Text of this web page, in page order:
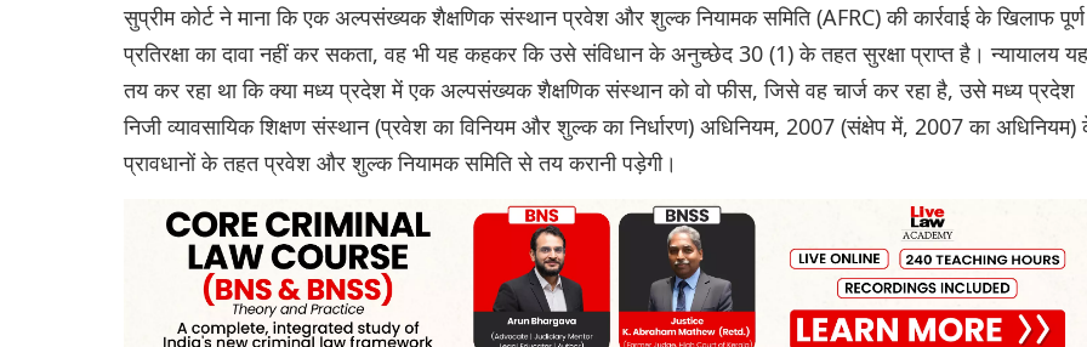
सुप्रीम कोर्ट ने माना कि एक अल्पसंख्यक शैक्षणिक संस्थान प्रवेश और शुल्क नियामक समिति (AFRC) की कार्रवाई के खिलाफ पूर्ण
प्र‌तिरक्षा का दावा नहीं कर सकता, वह भी यह कहकर कि उसे संविधान के अनुच्छेद 30 (1) के तहत सुरक्षा प्राप्त है। न्यायालय यह
तय कर रहा था कि क्या मध्य प्रदेश में एक अल्पसंख्यक शैक्षणिक संस्थान को वो फीस, जिसे वह चार्ज कर रहा है, उसे मध्य प्रदेश
निजी व्यावसायिक शिक्षण संस्थान (प्रवेश का विनियम और शुल्क का निर्धारण) अधिनियम, 2007 (संक्षेप में, 2007 का अधिनियम)
प्रावधानों के तहत प्रवेश और शुल्क नियामक समिति से तय करानी पड़ेगी।